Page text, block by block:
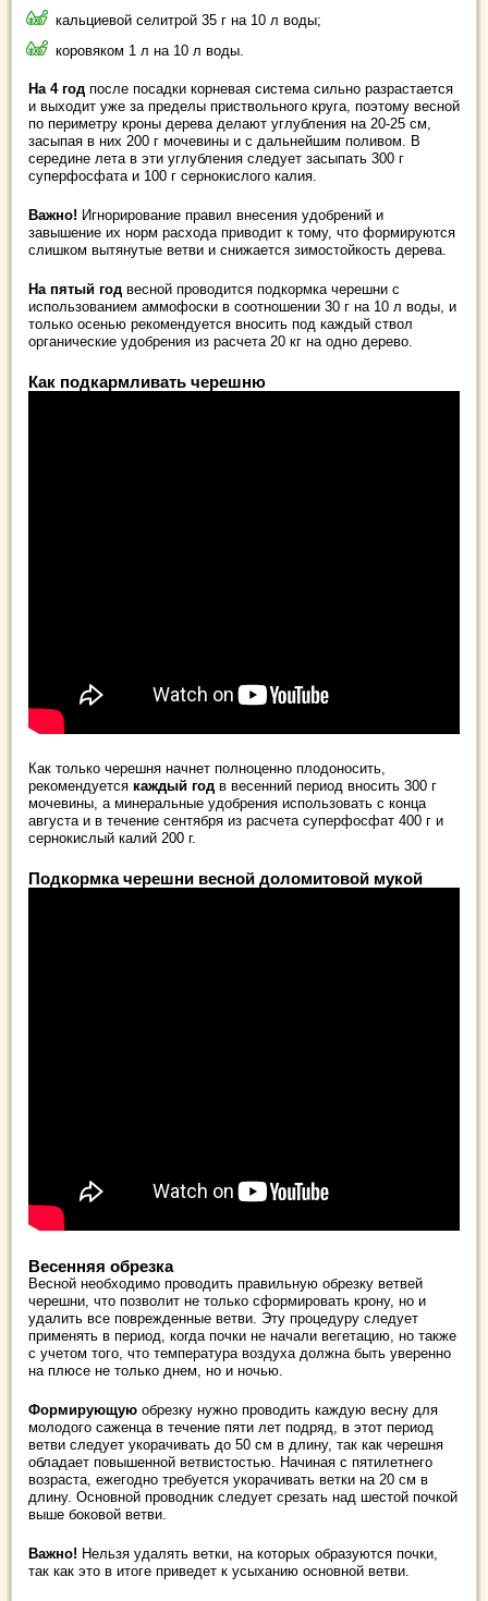
кальциевой селитрой 35 г на 10 л воды;
коровяком 1 л на 10 л воды.
На 4 год после посадки корневая система сильно разрастается
и выходит уже за пределы приствольного круга, поэтому весной
по периметру кроны дерева делают углубления на 20-25 см,
засыпая в них 200 г мочевины и с дальнейшим поливом. В
середине лета в эти углубления следует засыпать 300 г
суперфосфата и 100 г сернокислого калия.
Важно! Игнорирование правил внесения удобрений и
завышение их норм расхода приводит к тому, что формируются
слишком вытянутые ветви и снижается зимостойкость дерева.
На пятый год весной проводится подкормка черешни с
использованием аммофоски в соотношении 30 г на 10 л воды, и
только осенью рекомендуется вносить под каждый ствол
органические удобрения из расчета 20 кг на одно дерево.
Как подкармливать черешню
Как только черешня начнет полноценно плодоносить,
рекомендуется каждый год в весенний период вносить 300 г
мочевины, а минеральные удобрения использовать с конца
августа и в течение сентября из расчета суперфосфат 400 г и
сернокислый калий 200 г.
Подкормка черешни весной доломитовой мукой
Весенняя обрезка
Весной необходимо проводить правильную обрезку ветвей
черешни, что позволит не только сформировать крону, но и
удалить все поврежденные ветви. Эту процедуру следует
применять в период, когда почки не начали вегетацию, но также
с учетом того, что температура воздуха должна быть уверенно
на плюсе не только днем, но и ночью.
Формирующую обрезку нужно проводить каждую весну для
молодого саженца в течение пяти лет подряд, в этот период
ветви следует укорачивать до 50 см в длину, так как черешня
обладает повышенной ветвистостью. Начиная с пятилетнего
возраста, ежегодно требуется укорачивать ветки на 20 см в
длину. Основной проводник следует срезать над шестой почкой
выше боковой ветви.
Важно! Нельзя удалять ветки, на которых образуются почки,
так как это в итоге приведет к усыханию основной ветви.